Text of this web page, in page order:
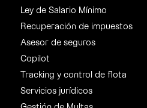
Ley de Salario Mínimo
Recuperación de impuestos
Asesor de seguros
Copilot
Tracking y control de flota
Servicios jurídicos